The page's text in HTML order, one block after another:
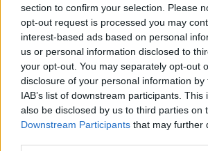
section to confirm your selection. Please
opt-out request is processed you may
interest-based ads based on personal
us or personal information disclosed to
your opt-out. You may separately opt-out
disclosure of your personal information
IAB’s list of downstream participants.
also be disclosed by us to third parties on
Downstream Participants that may further
​Pnrr fase 2: nell’aretino aperti
Arezzo protagonista a Linea
Salvaguardare le specie a
Mungitura in piazza per
Non siamo i padroni del mondo